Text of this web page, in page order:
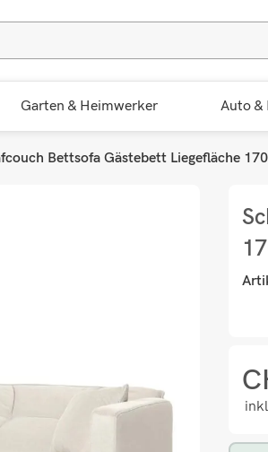
Garten & Heimwerker Auto &
Bettsofa Gästebett Liegefläche